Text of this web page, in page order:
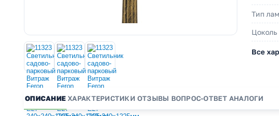
Тип
Цоколь
Все
ОПИСАНИЕ ХАРАКТЕРИСТИКИ ОТЗЫВЫ ВОПРОС-ОТВЕТ АНАЛОГИ